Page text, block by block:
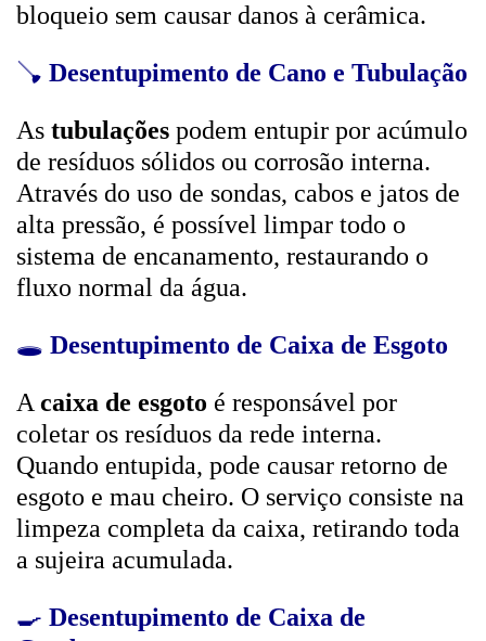
bloqueio sem causar danos à cerâmica.
🪠 Desentupimento de Cano e Tubulação
As tubulações podem entupir por acúmulo
de resíduos sólidos ou corrosão interna.
Através do uso de sondas, cabos e jatos de
alta pressão, é possível limpar todo o
sistema de encanamento, restaurando o
fluxo normal da água.
🕳️ Desentupimento de Caixa de Esgoto
A caixa de esgoto é responsável por
coletar os resíduos da rede interna.
Quando entupida, pode causar retorno de
esgoto e mau cheiro. O serviço consiste na
limpeza completa da caixa, retirando toda
a sujeira acumulada.
🍳 Desentupimento de Caixa de